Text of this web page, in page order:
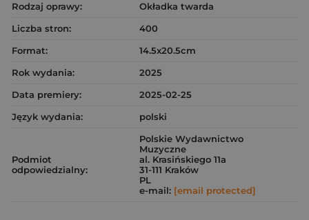
Rodzaj oprawy:
Okładka twarda
Liczba stron:
400
Format:
14.5x20.5cm
Rok wydania:
2025
Data premiery:
2025-02-25
Język wydania:
polski
Podmiot
odpowiedzialny:
Polskie Wydawnictwo
Muzyczne
al. Krasińskiego 11a
31-111 Kraków
PL
e-mail: [email protected]